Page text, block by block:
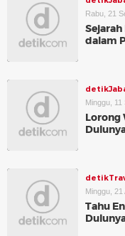
Rabu, 21
dalam
Minggu,
Lorong
Minggu,
Tahu